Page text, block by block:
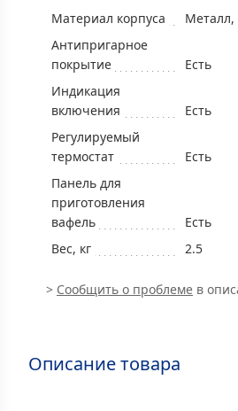
Материал корпуса
Металл,
Антипригарное
покрытие
Есть
Индикация
включения
Есть
Регулируемый
термостат
Есть
Панель для
приготовления
вафель
Есть
Вес, кг
2.5
> Сообщить о проблеме в
Описание товара